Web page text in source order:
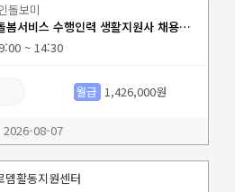
돌보미
서비스 수행인력 생활지원사 채용(2명)
~ 14:30
월급 1,426,000원
2026-08-07
뎀활동지원센터